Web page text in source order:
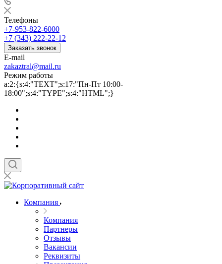
Телефоны
+7-953-822-6000
+7 (343) 222-22-12
Заказать звонок
E-mail
zakaztral@mail.ru
Режим работы
a:2:{s:4:"TEXT";s:17:"Пн-Пт 10:00-
18:00";s:4:"TYPE";s:4:"HTML";}
Компания
Компания
Партнеры
Отзывы
Вакансии
Реквизиты